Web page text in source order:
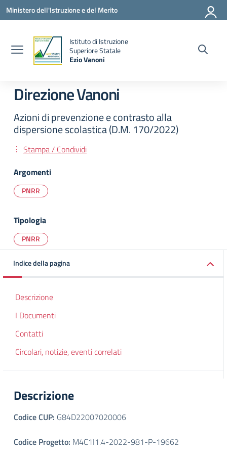
Vai ai contenuti
Vai al menu di navigazione
Vai al footer
Ministero dell'Istruzione e del Merito
Istituto di Istruzione
Superiore Statale
Ezio Vanoni
Direzione Vanoni
Azioni di prevenzione e contrasto alla
dispersione scolastica (D.M. 170/2022)
Stampa / Condividi
Argomenti
PNRR
Tipologia
PNRR
Indice della pagina
Descrizione
I Documenti
Contatti
Circolari, notizie, eventi correlati
Descrizione
Codice CUP: G84D22007020006
Codice Progetto: M4C1I1.4-2022-981-P-19662